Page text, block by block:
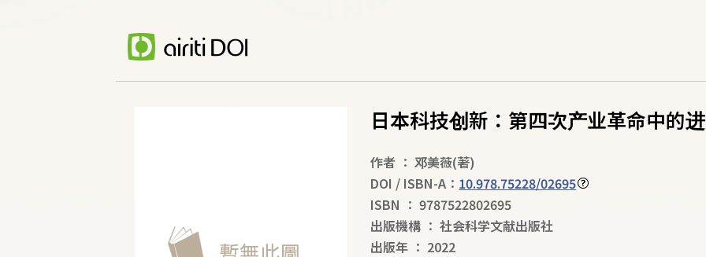
日本科技创新：第四次产业革命中的
作者 ： 邓美薇(著)
DOI / ISBN-A： 10.978.75228/02695
ISBN ： 9787522802695
出版機構 ： 社会科学文献出版社
出版年 ： 2022